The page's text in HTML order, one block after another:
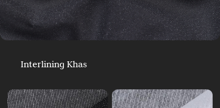
Interlining Khas
Interlining
Khas
Enzim
Interlining
Siri
Interlining
Khas
Jahitan
Khas